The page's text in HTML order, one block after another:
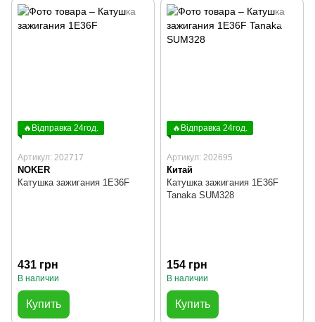
🔥Відправка 24год.
Артикул: 202717
NOKER
Катушка зажигания 1E36F
431 грн
В наличии
Купить
🔥Відправка 24год.
Артикул: 202695
Китай
Катушка зажигания 1E36F
Tanaka SUM328
154 грн
В наличии
Купить